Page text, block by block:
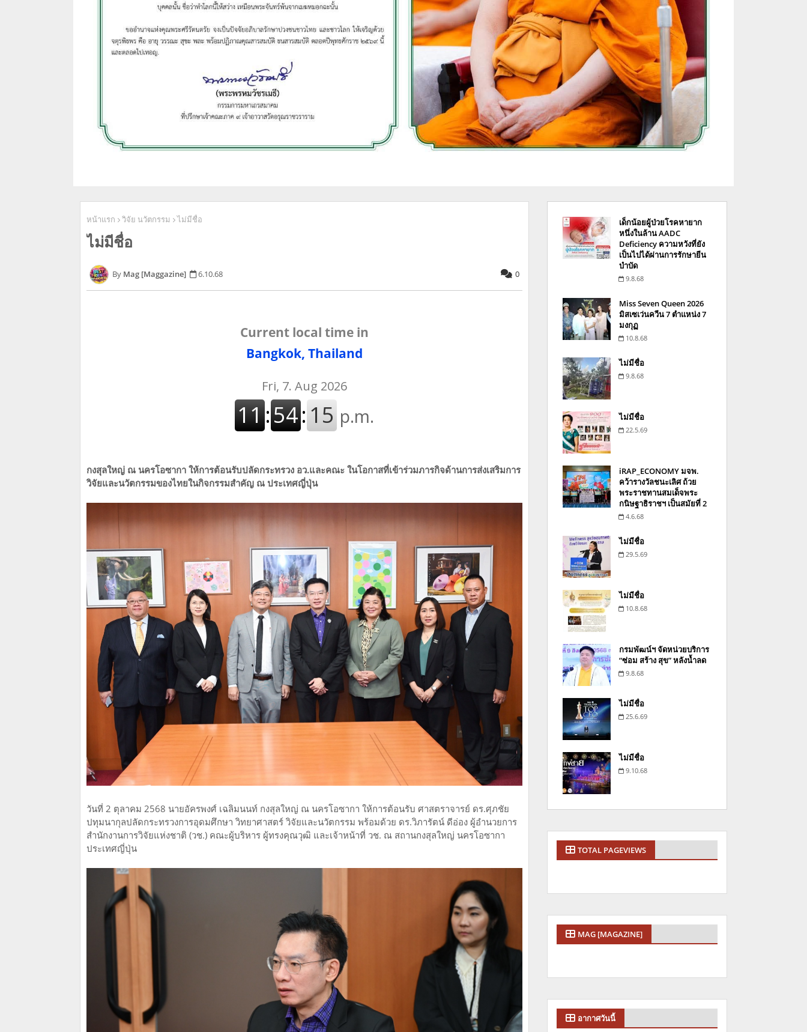
หน้าแรก วิจัย นวัตกรรม ไม่มีชื่อ
ไม่มีชื่อ
Mag [Maggazine] 6.10.68 0
Current local time in
Bangkok, Thailand
กงสุลใหญ่ ณ นครโอซากา ให้การต้อนรับปลัดกระทรวง อว.และคณะ ในโอกาสที่เข้าร่วมภารกิจด้านการส่งเสริมการ
วิจัยและนวัตกรรมของไทยในกิจกรรมสำคัญ ณ ประเทศญี่ปุ่น
วันที่ 2 ตุลาคม 2568 นายอัครพงศ์ เฉลิมนนท์ กงสุลใหญ่ ณ นครโอซากา ให้การต้อนรับ ศาสตราจารย์ ดร.ศุภชัย
ปทุมนากุลปลัดกระทรวงการอุดมศึกษา วิทยาศาสตร์ วิจัยและนวัตกรรม พร้อมด้วย ดร.วิภารัตน์ ดีอ่อง ผู้อำนวยการ
สำนักงานการวิจัยแห่งชาติ (วช.) คณะผู้บริหาร ผู้ทรงคุณวุฒิ และเจ้าหน้าที่ วช. ณ สถานกงสุลใหญ่ นครโอซากา
ประเทศญี่ปุ่น
เด็กน้อยผู้ป่วยโรคหายาก
หนึ่งในล้าน AADC
Deficiency ความหวังที่ยัง
เป็นไปได้ผ่านการรักษายีน
บำบัด
9.8.68
Miss Seven Queen 2026
มิสเซเว่นควีน 7 ตำแหน่ง 7
มงกุฏ
10.8.68
ไม่มีชื่อ
9.8.68
ไม่มีชื่อ
22.5.69
iRAP_ECONOMY มจพ.
คว้ารางวัลชนะเลิศ ถ้วย
พระราชทานสมเด็จพระ
กนิษฐาธิราชฯ เป็นสมัยที่ 2
4.6.68
ไม่มีชื่อ
29.5.69
ไม่มีชื่อ
10.8.68
กรมพัฒน์ฯ จัดหน่วยบริการ
“ซ่อม สร้าง สุข” หลังน้ำลด
9.8.68
ไม่มีชื่อ
25.6.69
ไม่มีชื่อ
9.10.68
TOTAL PAGEVIEWS
MAG [MAGAZINE]
อากาศวันนี้